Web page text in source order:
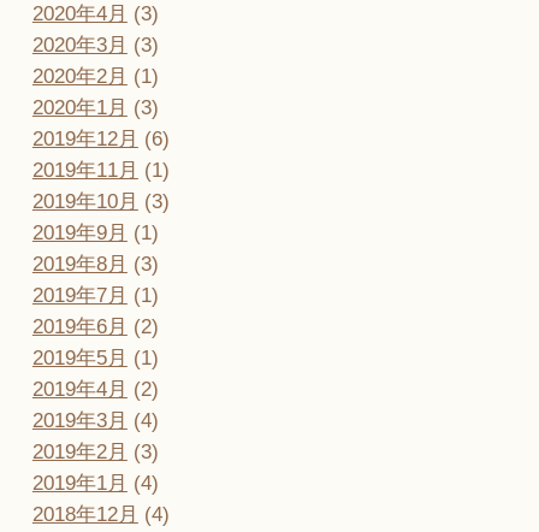
2020年4月 (3)
2020年3月 (3)
2020年2月 (1)
2020年1月 (3)
2019年12月 (6)
2019年11月 (1)
2019年10月 (3)
2019年9月 (1)
2019年8月 (3)
2019年7月 (1)
2019年6月 (2)
2019年5月 (1)
2019年4月 (2)
2019年3月 (4)
2019年2月 (3)
2019年1月 (4)
2018年12月 (4)